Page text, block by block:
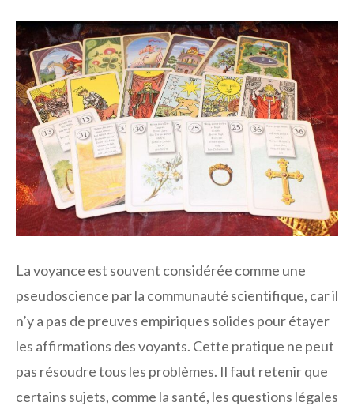
La voyance est souvent considérée comme une
pseudoscience par la communauté scientifique, car il
n’y a pas de preuves empiriques solides pour étayer
les affirmations des voyants. Cette pratique ne peut
pas résoudre tous les problèmes. Il faut retenir que
certains sujets, comme la santé, les questions légales